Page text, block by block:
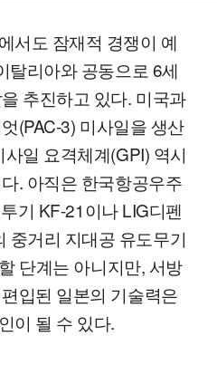
서도 잠재적 경쟁이 예
탈리아와 공동으로 6세
추진하고 있다. 미국과
(PAC-3) 미사일을 생산
일 요격체계(GPI) 역시
. 아직은 한국항공우주
기 KF-21이나 LIG디펜
중거리 지대공 유도무기
단계는 아니지만, 서방
입된 일본의 기술력은
이 될 수 있다.